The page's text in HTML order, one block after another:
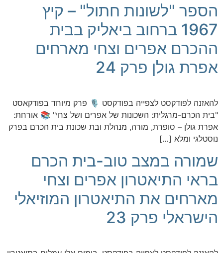
הספר "לשונות חתול" – קיץ
1967 ברחוב ביאליק בבית
ההכרם אפרים וצחי מארחים
אפרת גולן פרק 24
להאזנה לפודקסט לצפייה בפודקסט 🎙️ פרק מיוחד בפודקאסט
"בית הכרם-מרגלית: השכונות של אפרים ושל צחי" 📚 אורחת:
אפרת גולן – סופרת, מורה, מנהלת ובת שכונת בית הכרם בפרק
נוסטלגי ומלא […]
שמורה במצב טוב-בית הכרם
בראי התיאטרון אפרים וצחי
מארחים את התיאטרון המוזיאלי
הישראלי פרק 23